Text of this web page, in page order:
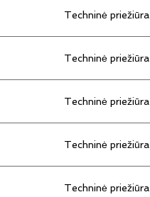
Techninė priežiūra
Techninė priežiūra
Techninė priežiūra
Techninė priežiūra
Techninė priežiūra